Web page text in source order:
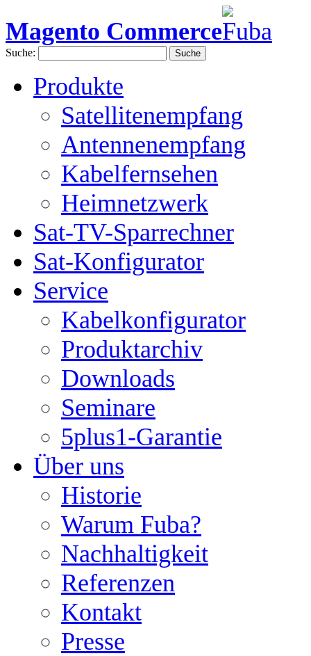
Magento Commerce
Suche: Suche
Produkte
Satellitenempfang
Antennenempfang
Kabelfernsehen
Heimnetzwerk
Sat-TV-Sparrechner
Sat-Konfigurator
Service
Kabelkonfigurator
Produktarchiv
Downloads
Seminare
5plus1-Garantie
Über uns
Historie
Warum Fuba?
Nachhaltigkeit
Referenzen
Kontakt
Presse